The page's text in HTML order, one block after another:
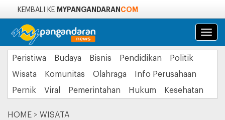
KEMBALI KE MYPANGANDARAN COM
Peristiwa Budaya Bisnis Pendidikan
Politik
Wisata
Komunitas Olahraga
Info Perusahaan
Pernik
Viral Pemerintahan Hukum Kesehatan
HOME > WISATA